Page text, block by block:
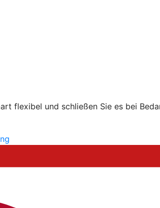
flexibel und schließen Sie es bei